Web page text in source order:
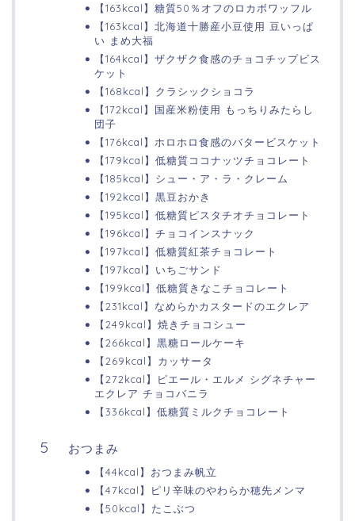
【163kcal】糖質50％オフのロカボワッフル
【163kcal】北海道十勝産小豆使用 豆いっぱ
い まめ大福
【164kcal】ザクザク食感のチョコチップビス
ケット
【168kcal】クラシックショコラ
【172kcal】国産米粉使用 もっちりみたらし
団子
【176kcal】ホロホロ食感のバタービスケット
【179kcal】低糖質ココナッツチョコレート
【185kcal】シュー・ア・ラ・クレーム
【192kcal】黒豆おかき
【195kcal】低糖質ピスタチオチョコレート
【196kcal】チョコインスナック
【197kcal】低糖質紅茶チョコレート
【197kcal】いちごサンド
【199kcal】低糖質きなこチョコレート
【231kcal】なめらかカスタードのエクレア
【249kcal】焼きチョコシュー
【266kcal】黒糖ロールケーキ
【269kcal】カッサータ
【272kcal】ピエール・エルメ シグネチャー
エクレア チョコバニラ
【336kcal】低糖質ミルクチョコレート
おつまみ
【44kcal】おつまみ帆立
【47kcal】ピリ辛味のやわらか穂先メンマ
【50kcal】たこぶつ